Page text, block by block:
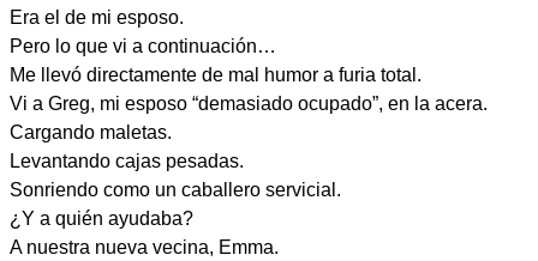
Era el de mi esposo.
Pero lo que vi a continuación…
Me llevó directamente de mal humor a furia total.
Vi a Greg, mi esposo “demasiado ocupado”, en la acera.
Cargando maletas.
Levantando cajas pesadas.
Sonriendo como un caballero servicial.
¿Y a quién ayudaba?
A nuestra nueva vecina, Emma.